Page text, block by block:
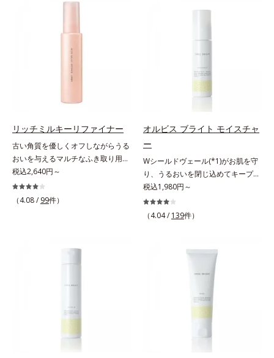
ヒアルロン酸Na
れのこと*3 デクスパンテノール
たハリツヤ肌へ導く保湿成分
ポーラ・オルビスグループ独自の肌
荒れ防止有効成分として、「DF-パ
ンテノール(*3)」を国内唯一(*4)、
高濃度で配合。角層のバリア機能に
アプローチして肌荒れを防ぎ、肌不
成分「MCアクティベーター
(*5)」。肌のうるおいを引き出し・
高めて、ハリ感あふれる肌へと導き
ます。うるおいに満ちたゆらがない
肌をご体感いただくために設計され
た3ステップで、いつも力強く美し
くあり続けるあなたを応援します。
W*4 2022年5月 Mintel社データベ
ース及び先行技術調査による当社調
「うるおいの質」に着目し、肌荒れ
(*3)」を国内唯一(*4)、高濃度で配
合。角層のバリア機能にアプローチ
して肌荒れを防ぎ、肌不調にゆらが
ない肌を叶えます。そして、独自研
究に基づいたアプローチ成分「MC
アクティベーター(*5)」。肌のうる
おいを引き出し・高めて、ハリ感あ
ふれる肌へと導きます。うるおいに
満ちたゆらがない肌をご体感いただ
くために設計された3ステップで、
いつも力強く美しくあり続けるあな
たを応援します。*1 肌にうるおい
スパンテノールW*4 2022年5月
Mintel社データベース及び先行技術
調査による当社調べ*5 オトギリソ
ウエキス配合＝肌にうるおいを与
え、うるおいに満ちたハリツヤ肌へ
導く保湿成分各商品の詳しい情報は
BEAUTY夏祭りは、こちら
リッチミルキーリファイナー
古い角質を優しくオフしながらうる
おいを与えるマルチなふき取り用美
容液。ごわつき、黄ぐすみなど、さ
まざまな年齢肌悩みに関わる角層の
糖化。角層が糖化する前に(*)やさし
イル成分が優しくほぐしてからふき
取り、美容保湿成分のリッチメドウ
を届けると、くもりのないクリアな
て蓄える水性ヴェールを肌の上に形
じみがアップします。週に2～3回、
洗顔後にまろやかな感触のミルクで
税込2,640円～
（4.08 / 99件）
オルビス ブライト モイスチャ
ー
Wシールドヴェール(*1)がお肌を守
り、うるおいを閉じ込めてキープす
る美白(*2)保湿液。業界初(*3)知見
「メラニンの第三のルート」である
「横のひろがり」に着目して、全方
てしまった紫外線ダメージをきっか
けに、肌深く(*6)では「メラニンに
じみ(*7)」が発現。シミやそばかす
という「点」だけでなく、透明感の
なさなどの「面」での透明感を阻害
する原因を引き起こしていることが
ライト シリーズは「メラニンにじ
税込1,980円～
（4.04 / 139件）